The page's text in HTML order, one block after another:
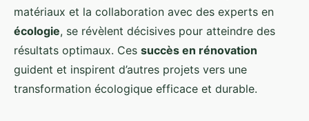
matériaux et la collaboration avec des experts en
écologie, se révèlent décisives pour atteindre des
résultats optimaux. Ces succès en rénovation
guident et inspirent d’autres projets vers une
transformation écologique efficace et durable.